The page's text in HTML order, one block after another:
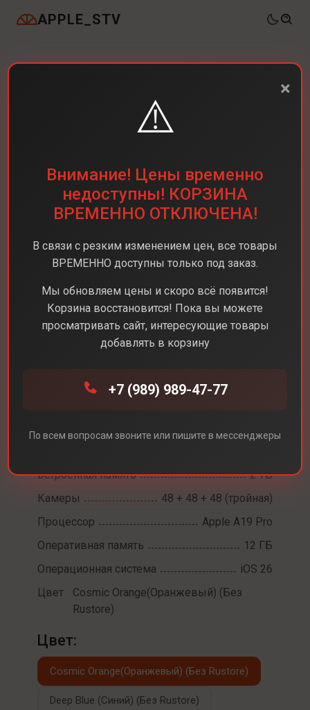
APPLE_STV
iPhone 17 Pro Max
Встроенная память
2 ТБ
Камеры
48 + 48 + 48 (тройная)
Процессор
Apple A19 Pro
Оперативная память
12 ГБ
Операционная система
iOS 26
Цвет
Cosmic Orange(Оранжевый) (Без
Rustore)
Цвет:
Cosmic Orange(Оранжевый) (Без Rustore)
Deep Blue (Синий) (Без Rustore)
×
⚠️
Внимание! Цены временно
недоступны! КОРЗИНА
ВРЕМЕННО ОТКЛЮЧЕНА!
В связи с резким изменением цен, все товары
ВРЕМЕННО доступны только под заказ.
Мы обновляем цены и скоро всё появится!
Корзина восстановится! Пока вы можете
просматривать сайт, интересующие товары
добавлять в корзину
+7 (989) 989-47-77
По всем вопросам звоните или пишите в мессенджеры